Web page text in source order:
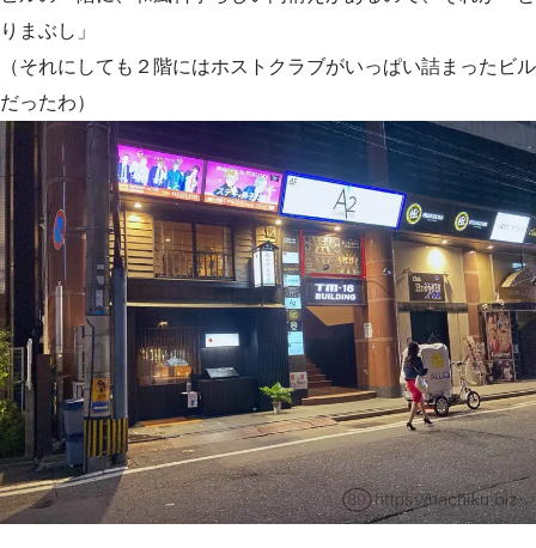
りまぶし」
（それにしても２階にはホストクラブがいっぱい詰まったビル
だったわ）